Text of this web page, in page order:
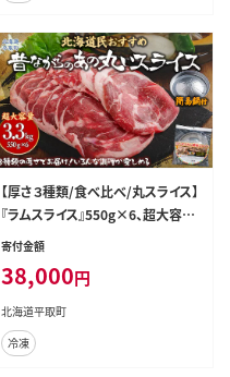
【厚さ３種類/食べ比べ/丸スライス】
『ラムスライス』550g×6、超大容量
の3.3kg【簡易鍋付き１枚】キャンプ
寄付金額
38,000円
北海道平取町
冷凍